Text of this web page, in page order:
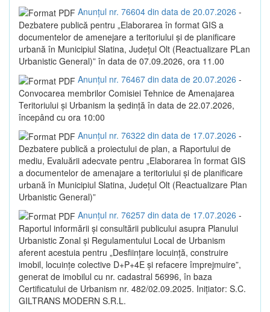
Anunțul nr. 76604 din data de 20.07.2026 -
Dezbatere publică pentru „Elaborarea în format GIS a
documentelor de amenejare a teritoriului și de planificare
urbană în Municipiul Slatina, Județul Olt (Reactualizare PLan
Urbanistic General)” în data de 07.09.2026, ora 11.00
Anunțul nr. 76467 din data de 20.07.2026 -
Convocarea membrilor Comisiei Tehnice de Amenajarea
Teritoriului și Urbanism la ședință în data de 22.07.2026,
începând cu ora 10:00
Anunțul nr. 76322 din data de 17.07.2026 -
Dezbatere publică a proiectului de plan, a Raportului de
mediu, Evaluării adecvate pentru „Elaborarea în format GIS
a documentelor de amenajare a teritoriului și de planificare
urbană în Municipiul Slatina, Județul Olt (Reactualizare Plan
Urbanistic General)”
Anunțul nr. 76257 din data de 17.07.2026 -
Raportul informării și consultării publicului asupra Planului
Urbanistic Zonal și Regulamentului Local de Urbanism
aferent acestuia pentru „Desființare locuință, construire
imobil, locuințe colective D+P+4E și refacere împrejmuire”,
generat de imobilul cu nr. cadastral 56996, în baza
Certificatului de Urbanism nr. 482/02.09.2025. Inițiator: S.C.
GILTRANS MODERN S.R.L.